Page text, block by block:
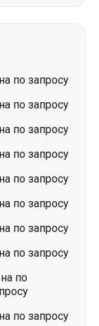
по запросу
по запросу
по запросу
по запросу
по запросу
по запросу
по запросу
по запросу
по
по запросу